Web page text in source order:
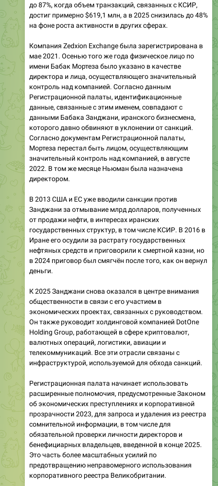
до 87%, когда объем транзакций, связанных с КСИР,
достиг примерно $619,1 млн, а в 2025 снизилась до 48%
на фоне роста активности в других сферах.
Компания Zedxion Exchange была зарегистрирована в
мае 2021. Осенью того же года физическое лицо по
имени Бабак Мортеза было указано в качестве
директора и лица, осуществляющего значительный
контроль над компанией. Согласно данным
Регистрационной палаты, идентификационные
данные, связанные с этим именем, совпадают с
данными Бабака Занджани, иранского бизнесмена,
которого давно обвиняют в уклонении от санкций.
Согласно документам Регистрационной палаты,
Мортеза перестал быть лицом, осуществляющим
значительный контроль над компанией, в августе
2022. В том же месяце Ньюман была назначена
директором.
В 2013 США и ЕС уже вводили санкции против
Занджани за отмывание млрд долларов, полученных
от продажи нефти, в интересах иранских
государственных структур, в том числе КСИР. В 2016 в
Иране его осудили за растрату государственных
нефтяных средств и приговорили к смертной казни, но
в 2024 приговор был смягчён после того, как он вернул
деньги.
К 2025 Занджани снова оказался в центре внимания
общественности в связи с его участием в
экономических проектах, связанных с руководством.
Он также руководит холдинговой компанией DotOne
Holding Group, работающей в сфере криптовалют,
валютных операций, логистики, авиации и
телекоммуникаций. Все эти отрасли связаны с
инфраструктурой, используемой для обхода санкций.
Регистрационная палата начинает использовать
расширенные полномочия, предусмотренные Законом
об экономических преступлениях и корпоративной
прозрачности 2023, для запроса и удаления из реестра
сомнительной информации, в том числе для
обязательной проверки личности директоров и
бенефициарных владельцев, введенной в конце 2025.
Это часть более масштабных усилий по
предотвращению неправомерного использования
корпоративного реестра Великобритании.